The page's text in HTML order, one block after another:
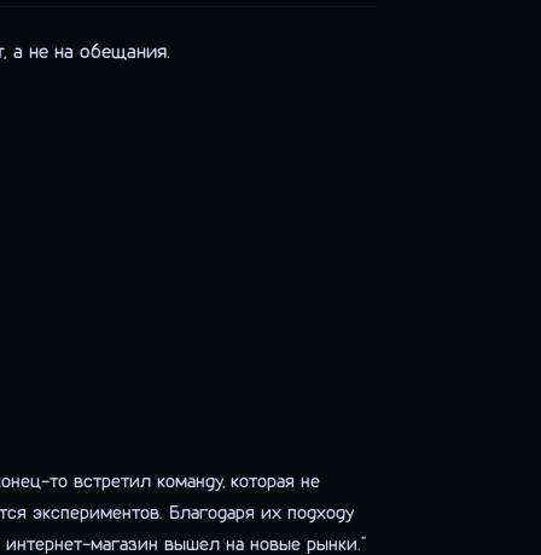
а не на обещания.
то встретил команду, которая не
экспериментов. Благодаря их подходу
интернет-магазин вышел на новые рынки."